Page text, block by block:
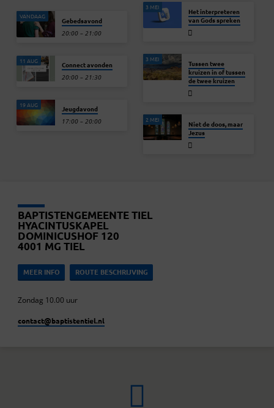
VANDAAG Gebedsavond
20:00 – 21:00
11 AUG Connect avonden
20:00 – 21:30
19 AUG Jeugdavond
17:00 – 20:00
3 MEI
Het interpreteren
van Gods spreken
3 MEI
Tussen twee
kruizen in of tussen
de twee kruizen
2 MEI
Niet de doos, maar
Jezus
BAPTISTENGEMEENTE TIEL
HYACINTUSKAPEL
DOMINICUSHOF 120
4001 MG TIEL
MEER INFO ROUTE BESCHRIJVING
Zondag 10.00 uur
contact​@baptistentiel.nl